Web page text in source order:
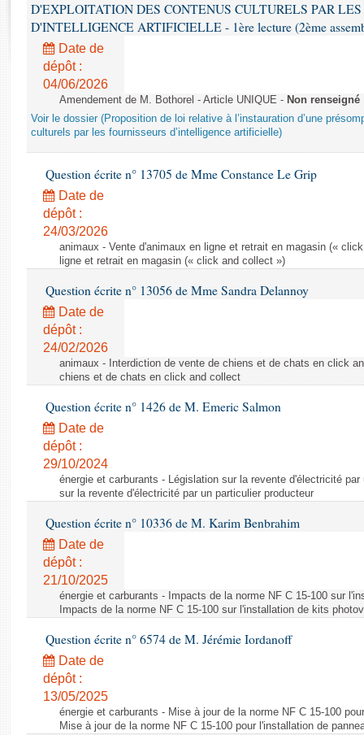
Rapports législatifs
Rapports sur l'application des lois
Baromètre de l’application des lois
Budget et sécurité sociale
Questions écrites et orales
Comptes rendus des débats
D'EXPLOITATION DES CONTENUS CULTURELS PAR LES
D'INTELLIGENCE ARTIFICIELLE - 1ère lecture (2ème
Date de
dépôt :
04/06/2026
Amendement de M. Bothorel - Article UNIQUE - Non renseigné
Voir le dossier (Proposition de loi relative à l’instauration d’une
culturels par les fournisseurs d’intelligence artificielle)
Question écrite n° 13705 de Mme Constance Le Grip
Date de
dépôt :
24/03/2026
animaux - Vente d'animaux en ligne et retrait en magasin («
ligne et retrait en magasin (« click and collect »)
Question écrite n° 13056 de Mme Sandra Delannoy
Date de
dépôt :
24/02/2026
animaux - Interdiction de vente de chiens et de chats en click
chiens et de chats en click and collect
Question écrite n° 1426 de M. Emeric Salmon
Date de
dépôt :
29/10/2024
énergie et carburants - Législation sur la revente d'électricité
sur la revente d'électricité par un particulier producteur
Question écrite n° 10336 de M. Karim Benbrahim
Date de
dépôt :
21/10/2025
énergie et carburants - Impacts de la norme NF C 15-100 sur
Impacts de la norme NF C 15-100 sur l'installation de kits
Question écrite n° 6574 de M. Jérémie Iordanoff
Date de
dépôt :
13/05/2025
énergie et carburants - Mise à jour de la norme NF C 15-100
Mise à jour de la norme NF C 15-100 pour l'installation de